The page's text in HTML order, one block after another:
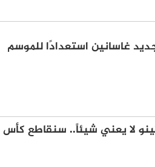
غاسانين استعدادًا للموسم
لا يعني شيئاً.. سنقاطع كأس